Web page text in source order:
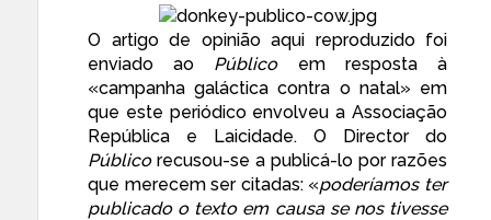
O artigo de opiniãoaqui reproduzido foi
enviado ao Públicoem resposta à
«campanha galáctica contra o natal» em
que este periódico envolveu a Associação
República e Laicidade. O Director do
Públicorecusou-se a publicá-lo por razões
que merecem ser citadas: «poderíamos ter
publicado o texto em causa se nos tivesse